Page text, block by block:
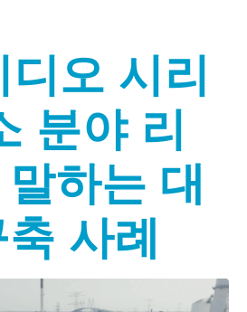
디오 시리
분야 리
하는 대
사례